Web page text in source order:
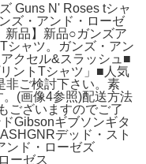
Guns N' Roses tシャ
ズ・アンド・ローゼ
新品】新品○ガンズア
シャツ。ガンズ・アン
クセル&スラッシュ■
ントTシャツ」■人気
非ご検討下さい。素
(画像4参照)配送方法
ございますのでご了
Gibsonギブソンギタ
デッド・スト
ンド・ローゼズ
ーゼス